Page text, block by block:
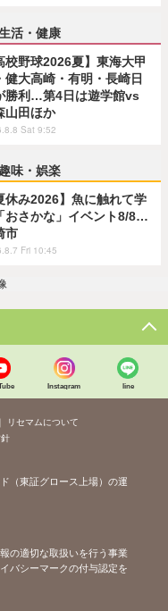
活・健康
校野球2026夏】東海大甲
健大高崎・有明・長崎日
勝利…第4日は遊学館vs
山田ほか
Sat 9:52
趣味・娯楽
休み2026】魚に触れて学
おさかな」イベント8/8…
市
Fri 10:45
Instagram line
リセマムについて
（東証グロース上場）の運
の適切な取扱いを行う事業
バシーマークの付与認定を